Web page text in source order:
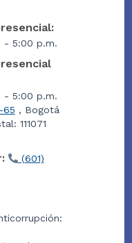
- 5:00 p.m.
- 5:00 p.m.
65 , Bogotá
111071
(601)